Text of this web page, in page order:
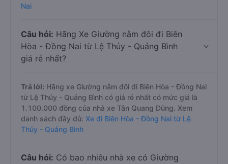
Nai
Câu hỏi: Hãng Xe Giường nằm đôi đi Biên
Hòa - Đồng Nai từ Lệ Thủy - Quảng Bình
giá rẻ nhất?
Trả lời: Hãng xe Giường nằm đôi đi Biên Hòa - Đồng Nai
từ Lệ Thủy - Quảng Bình có giá rẻ nhất có mức giá là
1.100.000 đồng của nhà xe Tân Quang Dũng. Xem
danh sách đầy đủ: Xe đi Biên Hòa - Đồng Nai từ Lệ
Thủy - Quảng Bình
Câu hỏi: Có bao nhiêu nhà xe có Giường